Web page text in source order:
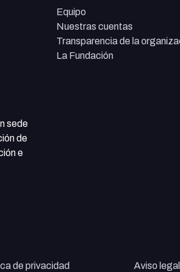
Equipo
Nuestras cuentas
Transparencia de la
La Fundación
sede
de
e
de privacidad Aviso legal